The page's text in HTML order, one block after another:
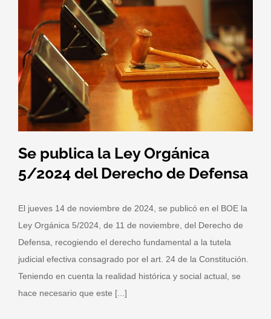
Se publica la Ley Orgánica
5/2024 del Derecho de Defensa
El jueves 14 de noviembre de 2024, se publicó en el BOE la
Ley Orgánica 5/2024, de 11 de noviembre, del Derecho de
Defensa, recogiendo el derecho fundamental a la tutela
judicial efectiva consagrado por el art. 24 de la Constitución.
Teniendo en cuenta la realidad histórica y social actual, se
hace necesario que este [...]